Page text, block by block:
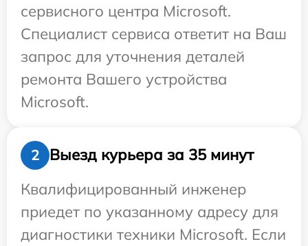
сервисного центра Microsoft.
Специалист сервиса ответит на Ваш
запрос для уточнения деталей
ремонта Вашего устройства
Microsoft.
2
Выезд курьера за 35 минут
Квалифицированный инженер
приедет по указанному адресу для
диагностики техники Microsoft. Если